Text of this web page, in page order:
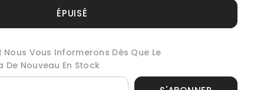
Partager
ÉPUISÉ
Nous Vous Informerons Dès Que Le
Nouveau En Stock